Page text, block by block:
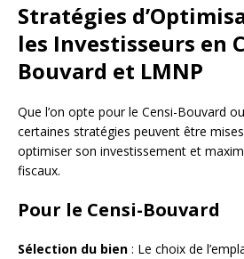
Stratégies
les Investisseurs en
Bouvard et LMNP
Que l’on opte pour le Censi-Bouvard
certaines stratégies peuvent être
optimiser son investissement et
fiscaux.
Pour le Censi-Bouvard
Sélection du bien : Le choix de